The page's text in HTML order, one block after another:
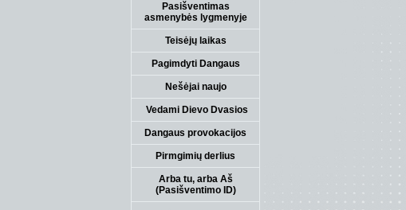
Pasišventimas
asmenybės lygmenyje
Teisėjų laikas
Pagimdyti Dangaus
Nešėjai naujo
Vedami Dievo Dvasios
Dangaus provokacijos
Pirmgimių derlius
Arba tu, arba Aš
(Pasišventimo ID)